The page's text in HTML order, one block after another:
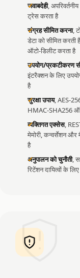
जवाबदेही,
ट्रेस करता है
संग्रह सीमित करना,
डेटा को सीमित करती
ऑटो-डिलीट करता है
उपयोग/प्रकटीकरण
इंटरैक्शन के लिए
है
सुरक्षा उपाय, AES-
HMAC-SHA256
व्यक्तिगत एक्सेस,
मेमोरी, कन्वर्सेशन
है
अनुपालन को चुनौती,
रिटेंशन दायित्वों के